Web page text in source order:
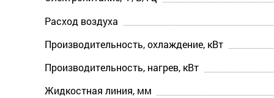
Расход воздуха
Производительность, охлаждение, кВт
Производительность, нагрев, кВт
Жидкостная линия, мм